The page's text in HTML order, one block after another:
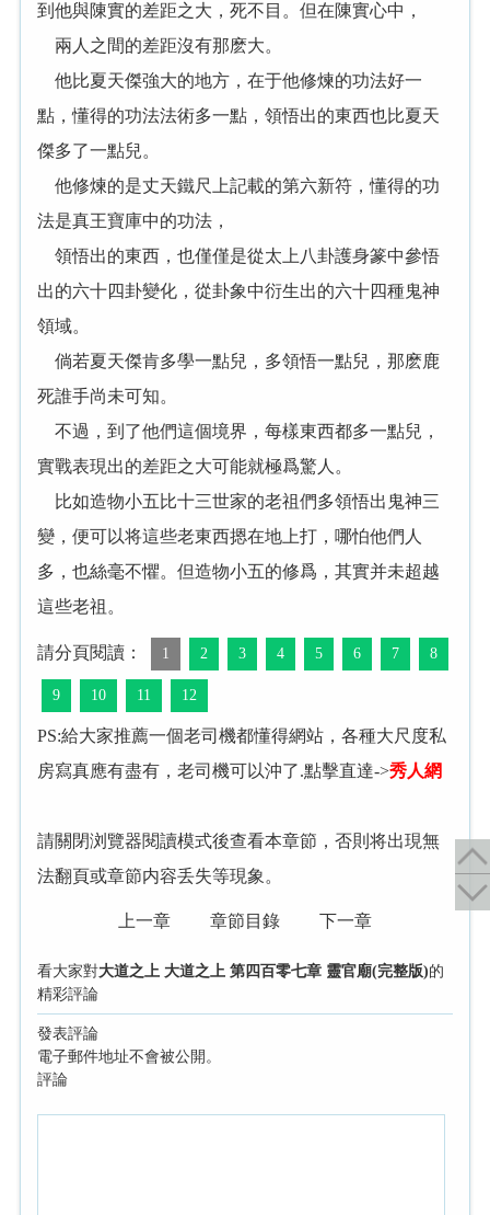
到他與陳實的差距之大，死不目。但在陳實心中，
兩人之間的差距沒有那麽大。
他比夏天傑強大的地方，在于他修煉的功法好一
點，懂得的功法法術多一點，領悟出的東西也比夏天
傑多了一點兒。
他修煉的是丈天鐵尺上記載的第六新符，懂得的功
法是真王寶庫中的功法，
領悟出的東西，也僅僅是從太上八卦護身篆中參悟
出的六十四卦變化，從卦象中衍生出的六十四種鬼神
領域。
倘若夏天傑肯多學一點兒，多領悟一點兒，那麽鹿
死誰手尚未可知。
不過，到了他們這個境界，每樣東西都多一點兒，
實戰表現出的差距之大可能就極爲驚人。
比如造物小五比十三世家的老祖們多領悟出鬼神三
變，便可以将這些老東西摁在地上打，哪怕他們人
多，也絲毫不懼。但造物小五的修爲，其實并未超越
這些老祖。
請分頁閱讀： 1 2 3 4 5 6 7 8
9 10 11 12
PS:給大家推薦一個老司機都懂得網站，各種大尺度私
房寫真應有盡有，老司機可以沖了.點擊直達->秀人網
請關閉浏覽器閱讀模式後查看本章節，否則将出現無
法翻頁或章節内容丢失等現象。
上一章 章節目錄 下一章
看大家對大道之上 大道之上 第四百零七章 靈官廟(完整版)的
精彩評論
發表評論
電子郵件地址不會被公開。
評論